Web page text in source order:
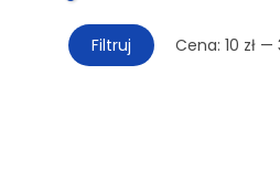
Filtruj Cena: 10 zł —